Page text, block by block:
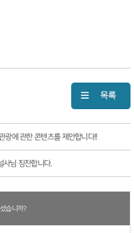
광에 관한 콘텐츠를 제안합니다!!
사님 칭찬합니다.
습니까?